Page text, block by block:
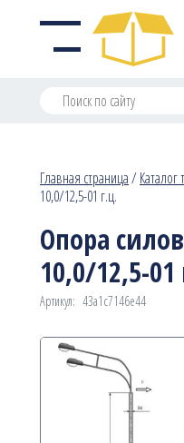
Главная страница/Каталог
10,0/12,5-01 г.ц.
Опора
10,0/12,5-01
Артикул: 43a1c7146e44